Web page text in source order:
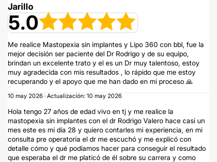
Jarillo
5.0
Me realice Mastopexia sin implantes y Lipo 360 con bbl, fue la
mejor decisión ser paciente del Dr Rodrigo y de su equipo,
brindan un excelente trato y el es un Dr muy talentoso, estoy
muy agradecida con mis resultados , lo rápido que me estoy
recuperando y el apoyo que me han dado en mi proceso 🙏
10 may 2026 · Actualización: 10 may 2026
Hola tengo 27 años de edad vivo en tj y me realice la
mastopexia sin implantes con el dr Rodrigo Valero hace casi un
mes este es mi día 28 y quiero contarles mi experiencia, en mi
consulta pre operatoria el dr me escuchó y me explicó con
detalle cómo y qué podíamos hacer para conseguir el resultado
que esperaba el dr me platicó de él sobre su carrera y como